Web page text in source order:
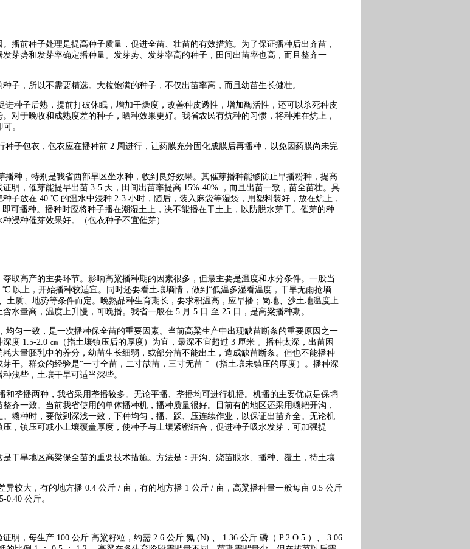
播前种子处理是提高种子质量，促进全苗、壮苗的有效措施。为了保证播种后出齐苗，
芽势和发芽率确定播种量。发芽势、发芽率高的种子，田间出苗率也高，而且整齐一
子，所以不需要精选。大粒饱满的种子，不仅出苗率高，而且幼苗生长健壮。
进种子后熟，提前打破休眠，增加干燥度，改善种皮透性，增加酶活性，还可以杀死种皮
对于晚收和成熟度差的种子，晒种效果更好。我省农民有炕种的习惯，将种摊在炕上，
。
种子包衣，包衣应在播种前 2 周进行，让药膜充分固化成膜后再播种，以免因药膜尚未完
播种，特别是我省西部旱区坐水种，收到良好效果。其催芽播种能够防止早播粉种，提高
明，催芽能提早出苗 3-5 天，田间出苗率提高 15%-40% ，而且出苗一致，苗全苗壮。具
子放在 40 ℃ 的温水中浸种 2-3 小时，随后，装入麻袋等湿袋，用塑料装好，放在炕上，
可播种。播种时应将种子播在潮湿土上，决不能播在干土上，以防脱水芽干。催芽的种
浸种催芽效果好。（包衣种子不宜催芽）
取高产的主要环节。影响高粱播种期的因素很多，但最主要是温度和水分条件。一般当
以上，开始播种较适宜。同时还要看土壤墒情，做到“低温多湿看温度，干旱无雨抢墒
土质、地势等条件而定。晚熟品种生育期长，要求积温高，应早播；岗地、沙土地温度上
水量高，温度上升慢，可晚播。我省一般在 5 月 5 日 至 25 日，是高粱播种期。
均匀一致，是一次播种保全苗的重要因素。当前高粱生产中出现缺苗断条的重要原因之一
度 1.5-2.0 ㎝（指土壤镇压后的厚度）为宜，最深不宜超过 3 厘米 。播种太深，出苗困
大量胚乳中的养分，幼苗生长细弱，或部分苗不能出土，造成缺苗断条。但也不能播种
干。群众的经验是“一寸全苗，二寸缺苗，三寸无苗 ” （指土壤未镇压的厚度）。播种深
浅些，土壤干旱可适当深些。
和垄播两种，我省采用垄播较多。无论平播、垄播均可进行机播。机播的主要优点是保墒
齐一致。当前我省使用的单体播种机，播种质量很好。目前有的地区还采用耲耙开沟，
耲种时，要做到深浅一致，下种均匀，播、踩、压连续作业，以保证出苗齐全。无论机
，镇压可减小土壤覆盖厚度，使种子与土壤紧密结合，促进种子吸水发芽，可加强提
干旱地区高粱保全苗的重要技术措施。方法是：开沟、浇苗眼水、播种、覆土，待土壤
异较大，有的地方播 0.4 公斤 / 亩，有的地方播 1 公斤 / 亩，高粱播种量一般每亩 0.5 公斤
0.40 公斤。
明，每生产 100 公斤 高粱籽粒，约需 2.6 公斤 氮 (N) 、 1.36 公斤 磷（ P 2 O 5 ）、 3.06